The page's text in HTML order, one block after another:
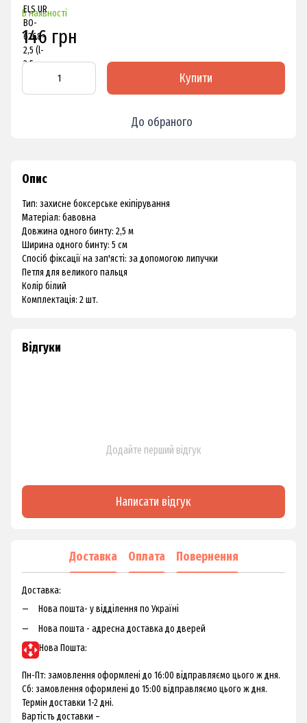
В наявності
146 грн
Купити
До обраного
Опис
Тип: захисне боксерське екіпірування
Матеріал: бавовна
Довжина одного бинту: 2,5 м
Ширина одного бинту: 5 см
Спосіб фіксації на зап'ясті: за допомогою липучки
Петля для великого пальця
Колір білий
Комплектація: 2 шт.
Відгуки
Додайте перший відгук
Написати відгук
Доставка Оплата Повернення
Доставка:
Нова пошта- у відділення по Україні
Нова пошта - адресна доставка до дверей
Нова Пошта:
Пн-Пт: замовлення оформлені до 16:00 відправляємо цього ж дня.
Сб: замовлення оформлені до 15:00 відправляємо цього ж дня.
Термін доставки 1-2 дні.
Вартість доставки –